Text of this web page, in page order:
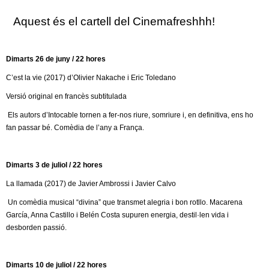
e
Aquest és el cartell del Cinemafreshhh!
Dimarts 26 de juny / 22 hores
C’est la vie (2017) d’Olivier Nakache i Eric Toledano
Versió original en francès subtitulada
Els autors d’Intocable tornen a fer-nos riure, somriure i, en definitiva, ens ho
fan passar bé. Comèdia de l’any a França.
Dimarts 3 de juliol / 22 hores
La llamada (2017) de Javier Ambrossi i Javier Calvo
Un comèdia musical “divina” que transmet alegria i bon rotllo. Macarena
García, Anna Castillo i Belén Costa supuren energia, destil·len vida i
desborden passió.
Dimarts 10 de juliol / 22 hores